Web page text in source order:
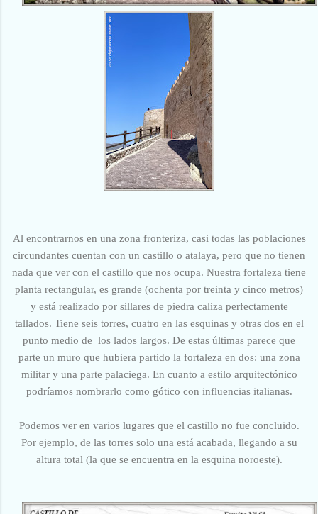
Al encontrarnos en una zona fronteriza, casi todas las poblaciones
circundantes cuentan con un castillo o atalaya, pero que no tienen
nada que ver con el castillo que nos ocupa. Nuestra fortaleza tiene
planta rectangular, es grande (ochenta por treinta y cinco metros)
y está realizado por sillares de piedra caliza perfectamente
tallados. Tiene seis torres, cuatro en las esquinas y otras dos en el
punto medio de los lados largos. De estas últimas parece que
parte un muro que hubiera partido la fortaleza en dos: una zona
militar y una parte palaciega. En cuanto a estilo arquitectónico
podríamos nombrarlo como gótico con influencias italianas.
Podemos ver en varios lugares que el castillo no fue concluido.
Por ejemplo, de las torres solo una está acabada, llegando a su
altura total (la que se encuentra en la esquina noroeste).